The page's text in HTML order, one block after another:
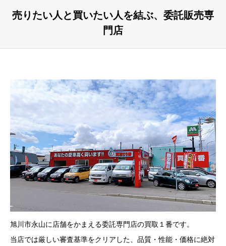
売りたい人と買いたい人を結ぶ、委託販売専
門店
旭川市永山に店舗をかまえる委託専門店の買取１番です。
当店では厳しい審査基準をクリアした、品質・性能・価格に絶対